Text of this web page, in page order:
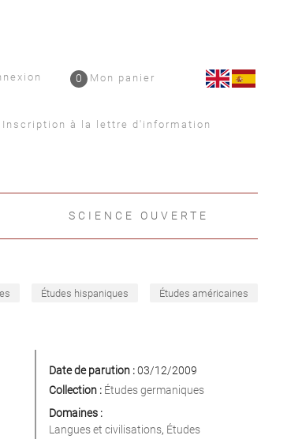
Mon panier
0
Inscription à la lettre d'information
SCIENCE OUVERTE
Études hispaniques Études américaines
Date de parution :03/12/2009
Collection : Études germaniques
Domaines :
Langues et civilisations, Études